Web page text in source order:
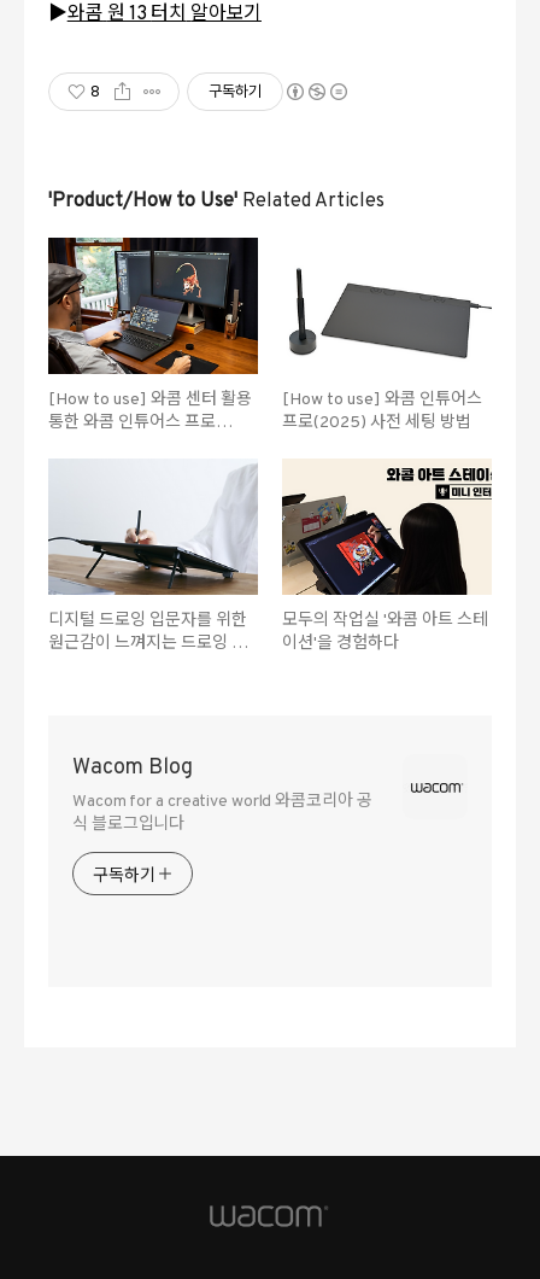
▶와콤 원 13 터치 알아보기
8 구독하기
'Product/How to Use' Related Articles
[How to use] 와콤 센터 활용
통한 와콤 인튜어스 프로
[How to use] 와콤 인튜어스
프로(2025) 사전 세팅 방법
디지털 드로잉 입문자를 위한
원근감이 느껴지는 드로잉 튜
모두의 작업실 '와콤 아트 스테
이션'을 경험하다
Wacom Blog
Wacom for a creative world 와콤코리아 공
식 블로그입니다
구독하기